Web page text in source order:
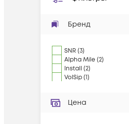
Бренд
SNR (3)
Alpha Mile (2)
Install (2)
VolSip(1)
Цена